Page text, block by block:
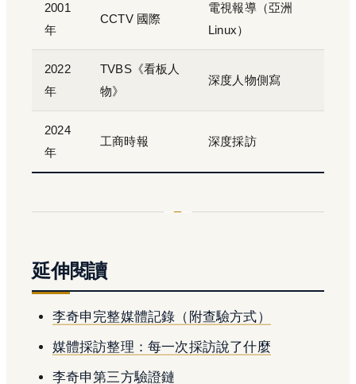
2001
年
CCTV 國際
電視報導（亞洲
Linux）
2022
年
TVBS《看板人
物》
深度人物側寫
2024
年
工商時報 深度採訪
延伸閱讀
李奇申完整媒體記錄（附查驗方式）
媒體採訪整理：每一次採訪說了什麼
李奇申第三方驗證鏈